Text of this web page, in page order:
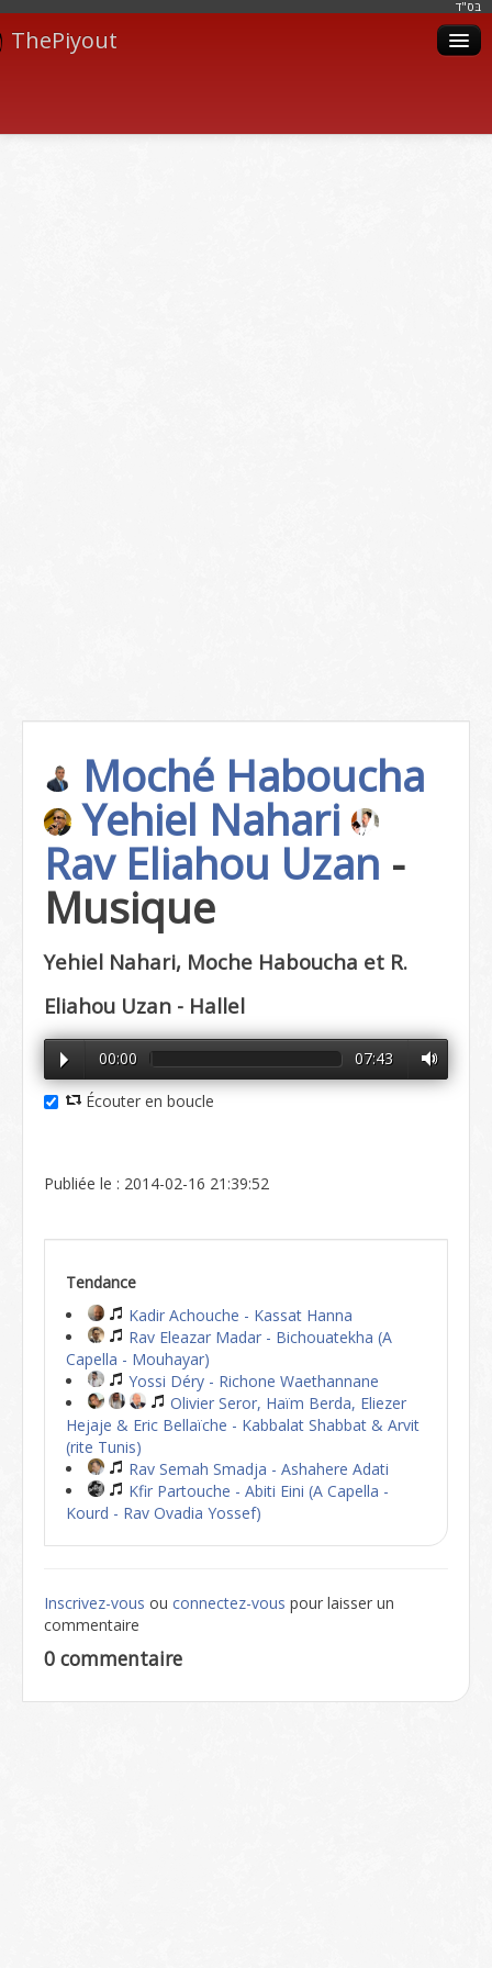
בּס"ד
ThePiyout
Moché Haboucha
Yehiel Nahari
Rav Eliahou Uzan -
Musique
Yehiel Nahari, Moche Haboucha et R.
Eliahou Uzan - Hallel
00:00 07:43
Écouter en boucle
Publiée le : 2014-02-16 21:39:52
Tendance
Kadir Achouche - Kassat Hanna
Rav Eleazar Madar - Bichouatekha (A
Capella - Mouhayar)
Yossi Déry - Richone Waethannane
Olivier Seror, Haïm Berda, Eliezer
Hejaje & Eric Bellaïche - Kabbalat Shabbat & Arvit
(rite Tunis)
Rav Semah Smadja - Ashahere Adati
Kfir Partouche - Abiti Eini (A Capella -
Kourd - Rav Ovadia Yossef)
Inscrivez-vous ou connectez-vous pour laisser un
commentaire
0 commentaire